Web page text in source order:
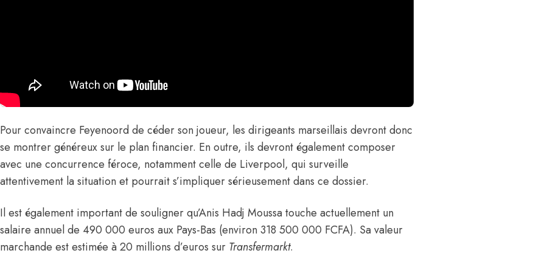
Pour convaincre Feyenoord de céder son joueur, les dirigeants marseillais devront donc
se montrer généreux sur le plan financier. En outre, ils devront également composer
avec une concurrence féroce, notamment celle de Liverpool, qui surveille
attentivement la situation et pourrait s’impliquer sérieusement dans ce dossier.
Il est également important de souligner qu’Anis Hadj Moussa touche actuellement un
salaire annuel de 490 000 euros aux Pays-Bas (environ 318 500 000 FCFA). Sa valeur
marchande est estimée à 20 millions d’euros sur Transfermarkt.